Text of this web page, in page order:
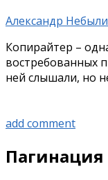
Александр
Копирайтер –
востребованных
ней слышали, но
add comment
Пагинация